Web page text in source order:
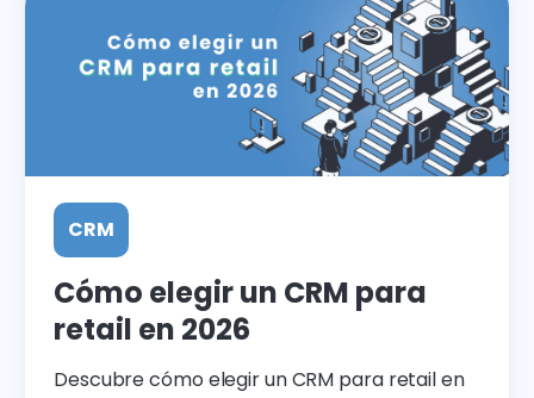
CRM
Cómo elegir un CRM para
retail en 2026
Descubre cómo elegir un CRM para retail en